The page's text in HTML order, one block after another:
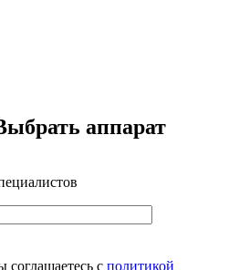
аппарат
с политикой